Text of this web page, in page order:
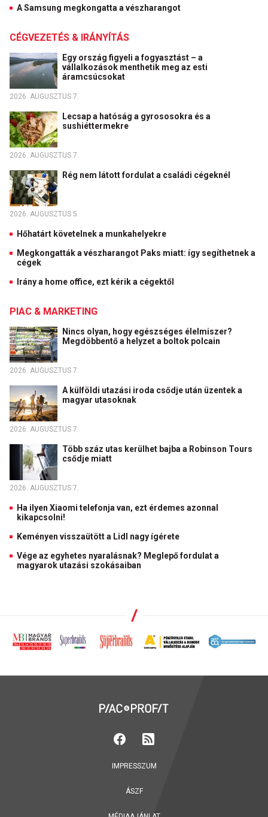
A Samsung megkongatta a vészharangot
CÉGVEZETÉS & IRÁNYÍTÁS
Egy ország figyeli a fogyasztást – a
vállalkozások menthetik meg az esti
áramcsúcsokat
2026. AUGUSZTUS 7.
Lecsap a hatóság a gyrososokra és a
sushiéttermekre
2026. AUGUSZTUS 7.
Rég nem látott fordulat a családi cégeknél
2026. AUGUSZTUS 5.
Hőhatárt követelnek a munkahelyekre
Megkongatták a vészharangot Paks miatt: így segíthetnek a
cégek
Irány a home office, ezt kérik a cégektől
PIAC & MARKETING
Nincs olyan, hogy egészséges élelmiszer?
Megdöbbentő a helyzet a boltok polcain
2026. AUGUSZTUS 7.
A külföldi utazási iroda csődje után üzentek a
magyar utasoknak
2026. AUGUSZTUS 7.
Több száz utas kerülhet bajba a Robinson Tours
csődje miatt
2026. AUGUSZTUS 7.
Ha ilyen Xiaomi telefonja van, ezt érdemes azonnal
kikapcsolni!
Keményen visszaütött a Lidl nagy ígérete
Vége az egyhetes nyaralásnak? Meglepő fordulat a
magyarok utazási szokásaiban
IMPRESSZUM
ÁSZF